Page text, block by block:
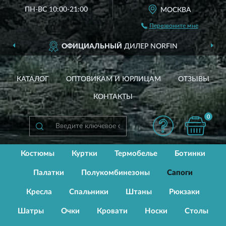
ПН-ВС 10:00-21:00 МОСКВА
Перезвоните мне
ОФИЦИАЛЬНЫЙ ДИЛЕР NORFIN
КАТАЛОГ ОПТОВИКАМ И ЮРЛИЦАМ ОТЗЫВЫ
КОНТАКТЫ
0
Костюмы Куртки Термобелье Ботинки
Палатки Полукомбинезоны Сапоги
Кресла Спальники Штаны Рюкзаки
Шатры Очки Кровати Носки Столы